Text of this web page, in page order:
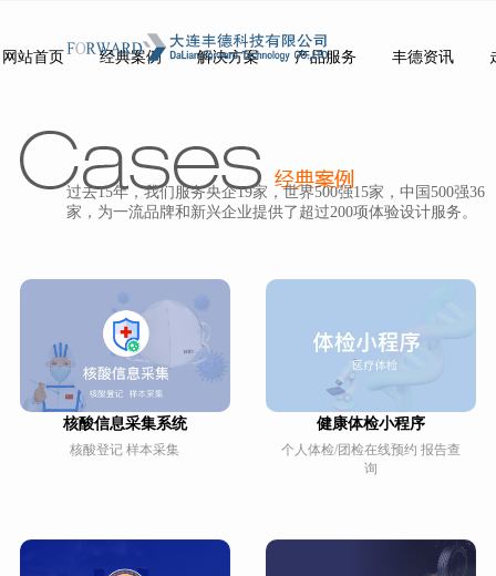
网站首页
经典案例
解决方案
产品服务
丰德资讯
过去15年，我们服务央企19家，世界500强15家，中国500强36
家，为一流品牌和新兴企业提供了超过200项体验设计服务。
核酸信息采集系统
核酸登记 样本采集
健康体检小程序
个人体检/团检在线预约 报告查
询